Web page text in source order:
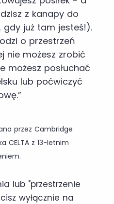
z kanapy do
już tam jesteś!).
o przestrzeń
nie możesz zrobić
możesz posłuchać
lub poćwiczyć
przez Cambridge
CELTA z 13-letnim
lub "przestrzenie
wyłącznie na